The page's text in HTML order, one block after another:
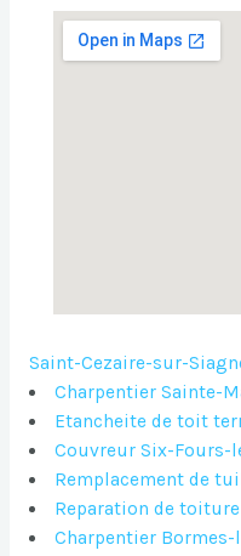
Saint-Cezaire-sur-
Charpentier Sainte-
Etancheite de toit
Couvreur Six-Fours-
Remplacement de
Reparation de
Charpentier